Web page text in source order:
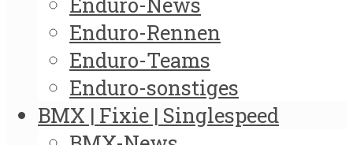
Enduro-Rennen
Enduro-Teams
Enduro-sonstiges
BMX | Fixie | Singlespeed